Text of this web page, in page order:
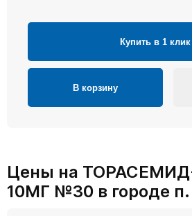
Купить в 1 клик
В корзину
Цены на
10МГ №30 в городе